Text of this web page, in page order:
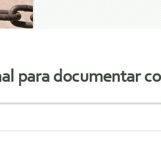
para documentar